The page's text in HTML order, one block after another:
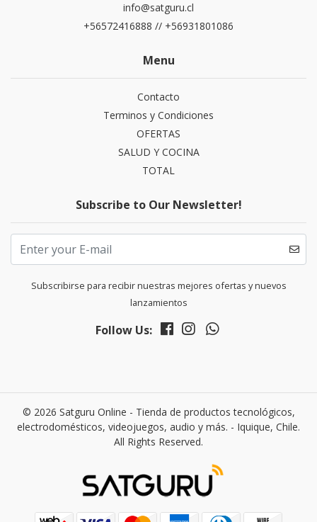
info@satguru.cl
+56572416888 // +56931801086
Menu
Contacto
Terminos y Condiciones
OFERTAS
SALUD Y COCINA
TOTAL
Subscribe to Our Newsletter!
Subscribirse para recibir nuestras mejores ofertas y nuevos
lanzamientos
Follow Us:
© 2026 Satguru Online - Tienda de productos tecnológicos,
electrodomésticos, videojuegos, audio y más. - Iquique, Chile.
All Rights Reserved.